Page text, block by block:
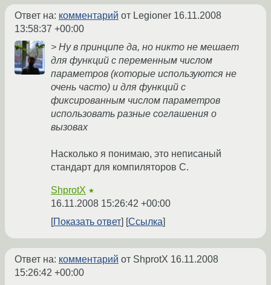
Ответ на: комментарий от Legioner 16.11.2008
13:58:37 +00:00
> Ну в принципе да, но никто не мешает
для функций с переменным числом
параметров (которые используются не
очень часто) и для функций с
фиксированным числом параметров
использовать разные соглашения о
вызовах
Насколько я понимаю, это неписаный
стандарт для компиляторов C.
ShprotX ★
16.11.2008 15:26:42 +00:00
Показать ответ
Ссылка
Ответ на: комментарий от ShprotX 16.11.2008
15:26:42 +00:00